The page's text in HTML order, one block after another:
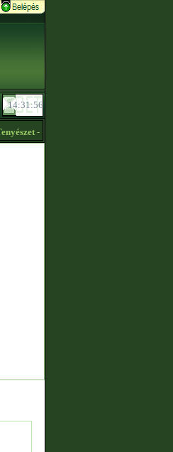
- Eladó keverék mén! Seb 666 jarm